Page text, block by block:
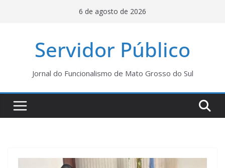
6 de agosto de 2026
Servidor Público
Jornal do Funcionalismo de Mato Grosso do Sul